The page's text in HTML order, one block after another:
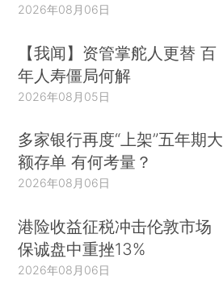
2026年08月06日
【我闻】资管掌舵人更替 百
年人寿僵局何解
2026年08月05日
多家银行再度“上架”五年期大
额存单 有何考量？
2026年08月06日
港险收益征税冲击伦敦市场
保诚盘中重挫13%
2026年08月06日